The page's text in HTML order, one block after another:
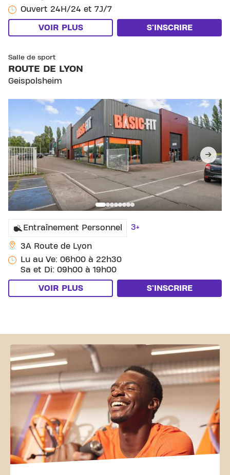
Ouvert 24H/24 et 7J/7
VOIR PLUS S'INSCRIRE
Salle de sport
ROUTE DE LYON
Geispolsheim
Entraînement Personnel 3+
3A Route de Lyon
Lu au Ve: 06h00 à 22h30
Sa et Di: 09h00 à 19h00
VOIR PLUS S'INSCRIRE